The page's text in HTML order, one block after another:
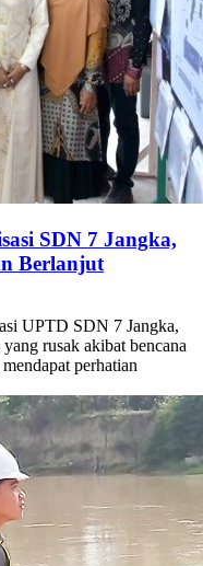
SDN 7 Jangka,
Berlanjut
UPTD SDN 7 Jangka,
rusak akibat bencana
perhatian